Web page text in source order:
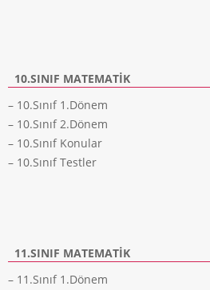
10.SINIF MATEMATIK
– 10.Sınıf 1.Dönem
– 10.Sınıf 2.Dönem
– 10.Sınıf Konular
– 10.Sınıf Testler
11.SINIF MATEMATIK
– 11.Sınıf 1.Dönem